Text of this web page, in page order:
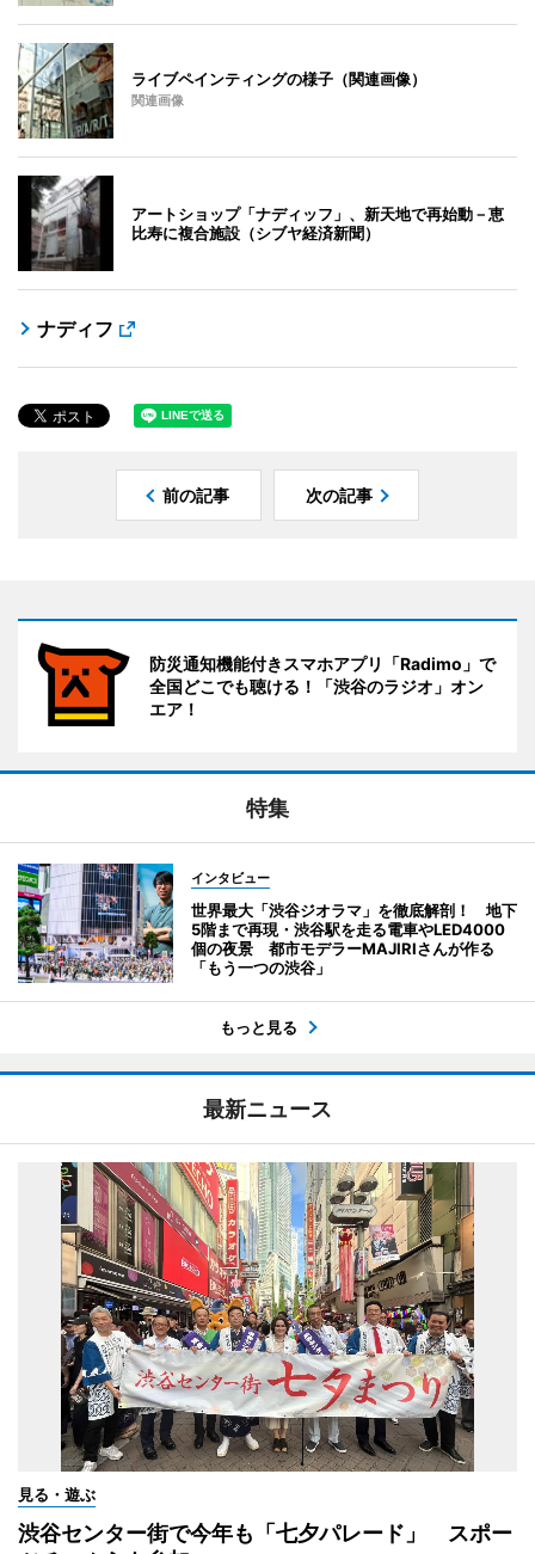
ライブペインティングの様子（関連画像）
関連画像
アートショップ「ナディッフ」、新天地で再始動－恵
比寿に複合施設（シブヤ経済新聞）
ナディフ
前の記事 次の記事
防災通知機能付きスマホアプリ「Radimo」で
全国どこでも聴ける！「渋谷のラジオ」オン
エア！
特集
インタビュー
世界最大「渋谷ジオラマ」を徹底解剖！ 地下
5階まで再現・渋谷駅を走る電車やLED4000
個の夜景 都市モデラーMAJIRIさんが作る
「もう一つの渋谷」
もっと見る
最新ニュース
見る・遊ぶ
渋谷センター街で今年も「七夕パレード」 スポー